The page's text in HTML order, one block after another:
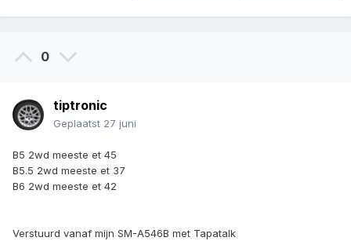
0
tiptronic
Geplaatst 27 juni
B5 2wd meeste et 45
B5.5 2wd meeste et 37
B6 2wd meeste et 42
Verstuurd vanaf mijn SM-A546B met Tapatalk